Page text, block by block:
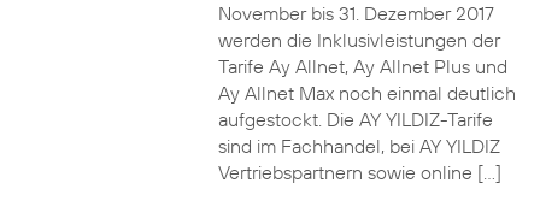
November bis 31. Dezember 2017
werden die Inklusivleistungen der
Tarife Ay Allnet, Ay Allnet Plus und
Ay Allnet Max noch einmal deutlich
aufgestockt. Die AY YILDIZ-Tarife
sind im Fachhandel, bei AY YILDIZ
Vertriebspartnern sowie online […]